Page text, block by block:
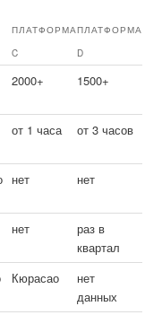
ПЛАТФОРМА
C
ПЛАТФОРМА
D
2000+ 1500+
от 1 часа от 3 часов
нет нет
нет
раз в
квартал
Кюрасао
нет
данных